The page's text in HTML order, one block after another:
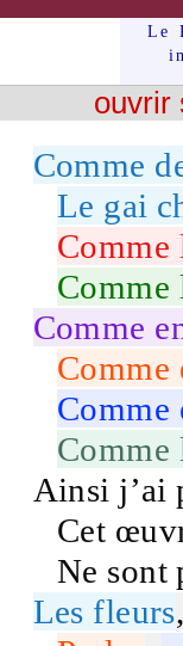
Le
ouvrir
Comme
Le gai
Comme
Comme
Comme
Comme
Comme
Ainsi j’ai
Cet
Ne sont
Les fleurs